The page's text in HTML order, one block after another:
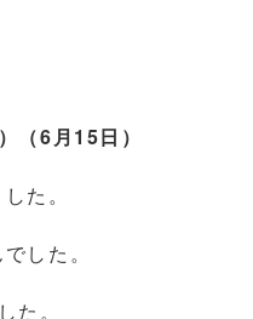
（6月 15日）
た。
した。
た。